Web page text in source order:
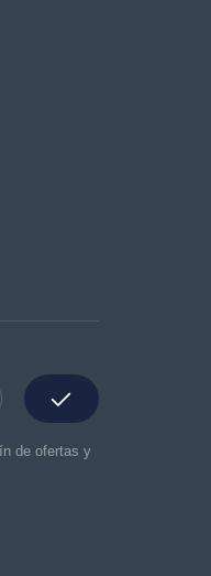
de ofertas y